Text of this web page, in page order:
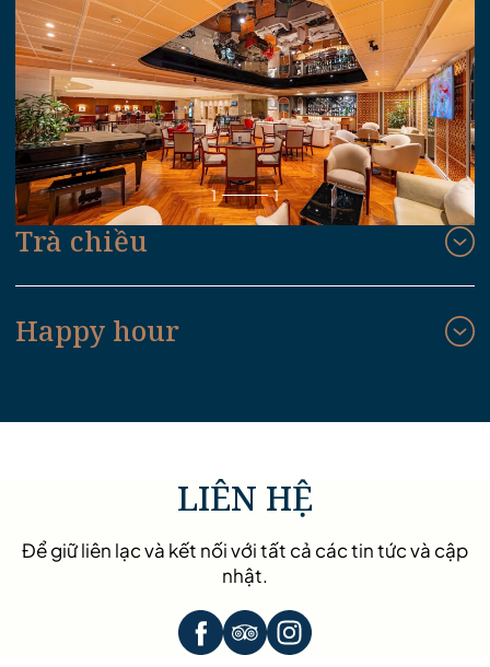
Trà chiều
Happy hour
1 1
LIÊN HỆ
Để giữ liên lạc và kết nối với tất cả các tin tức và cập
nhật.